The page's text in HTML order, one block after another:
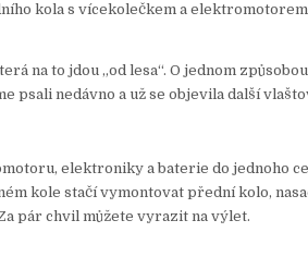
kola s vícekolečkem a
na to jdou „od lesa“. O jednom způsobou
psali nedávno a už se objevila další
elektroniky a baterie do jednoho
kole stačí vymontovat přední kolo,
pár chvil můžete vyrazit na výlet.